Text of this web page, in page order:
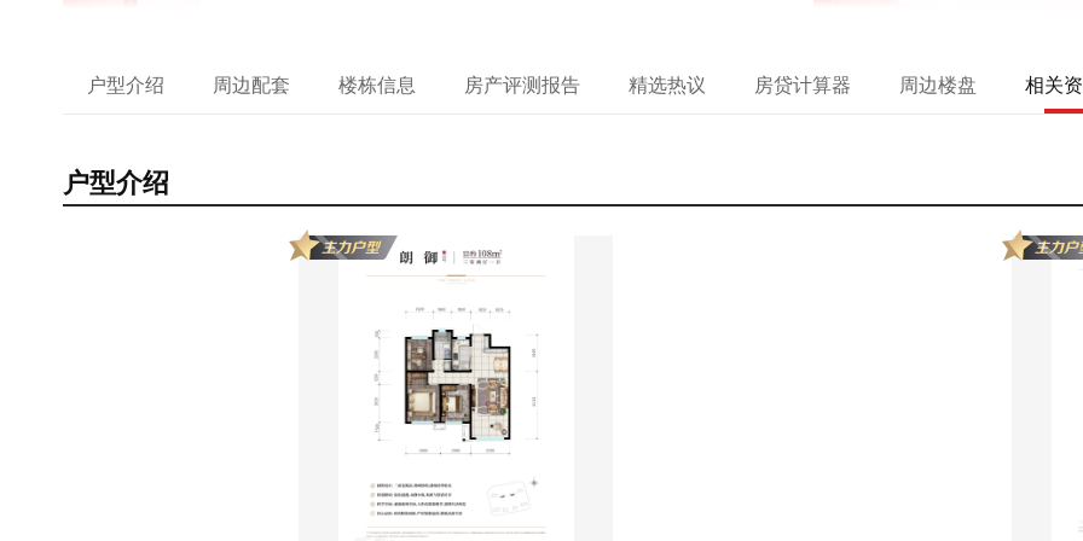
户型介绍 周边配套 楼栋信息 房产评测报告 精选热议 房贷计算器 周边楼盘 相关
户型介绍